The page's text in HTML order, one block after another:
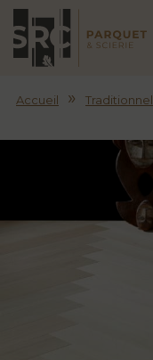
Accueil » Traditionnel